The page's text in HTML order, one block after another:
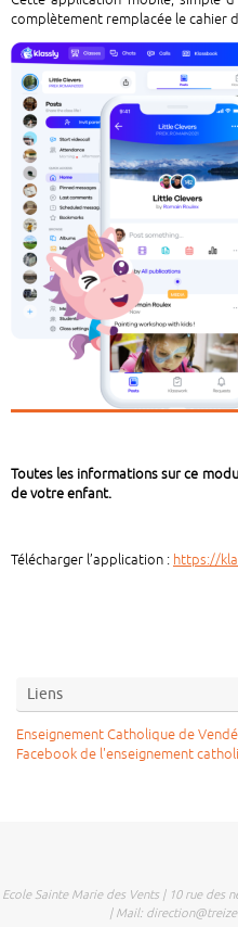
complètement remplacée le cahier
Toutes les informations sur ce
de votre enfant.
Télécharger l’application : https://
Liens
Enseignement Catholique de
Facebook de l'enseignement
Ecole Sainte Marie des Vents | 10 rue des
| Mail: